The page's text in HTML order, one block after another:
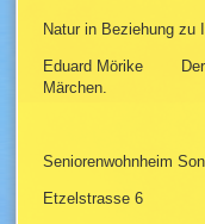
Natur in Beziehung zu
Eduard Mörike Der
Märchen.
Seniorenwohnheim
Etzelstrasse 6